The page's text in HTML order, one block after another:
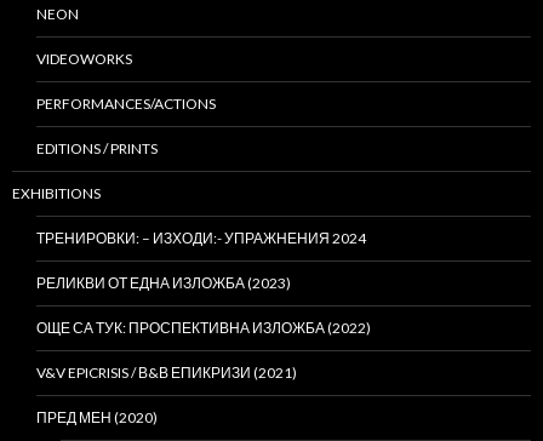
NEON
VIDEOWORKS
PERFORMANCES/ACTIONS
EDITIONS / PRINTS
EXHIBITIONS
ТРЕНИРОВКИ: – ИЗХОДИ:- УПРАЖНЕНИЯ 2024
РЕЛИКВИ ОТ ЕДНА ИЗЛОЖБА (2023)
ОЩЕ СА ТУК: ПРОСПЕКТИВНА ИЗЛОЖБА (2022)
V&V EPICRISIS / В&В ЕПИКРИЗИ (2021)
ПРЕД МЕН (2020)